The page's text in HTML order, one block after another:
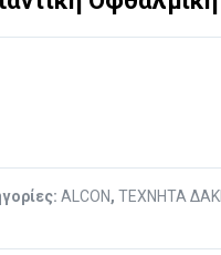
ALCON,ΤΕΧΝΗΤΑ